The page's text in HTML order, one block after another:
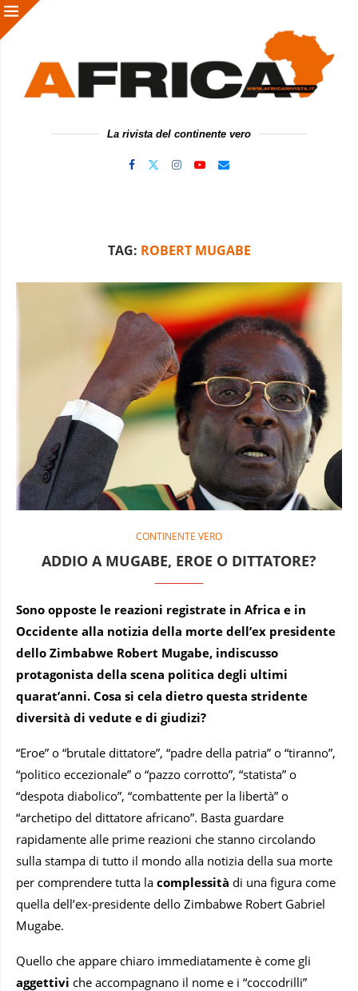
La rivista del continente vero
TAG: ROBERT MUGABE
CONTINENTE VERO
ADDIO A MUGABE, EROE O DITTATORE?
Sono opposte le reazioni registrate in Africa e in
Occidente alla notizia della morte dell’ex presidente
dello Zimbabwe Robert Mugabe, indiscusso
protagonista della scena politica degli ultimi
quarat’anni. Cosa si cela dietro questa stridente
diversità di vedute e di giudizi?
“Eroe” o “brutale dittatore”, “padre della patria” o “tiranno”,
“politico eccezionale” o “pazzo corrotto”, “statista” o
“despota diabolico”, “combattente per la libertà” o
“archetipo del dittatore africano”. Basta guardare
rapidamente alle prime reazioni che stanno circolando
sulla stampa di tutto il mondo alla notizia della sua morte
per comprendere tutta la complessità di una figura come
quella dell’ex-presidente dello Zimbabwe Robert Gabriel
Mugabe.
Quello che appare chiaro immediatamente è come gli
aggettivi che accompagnano il nome e i “coccodrilli”